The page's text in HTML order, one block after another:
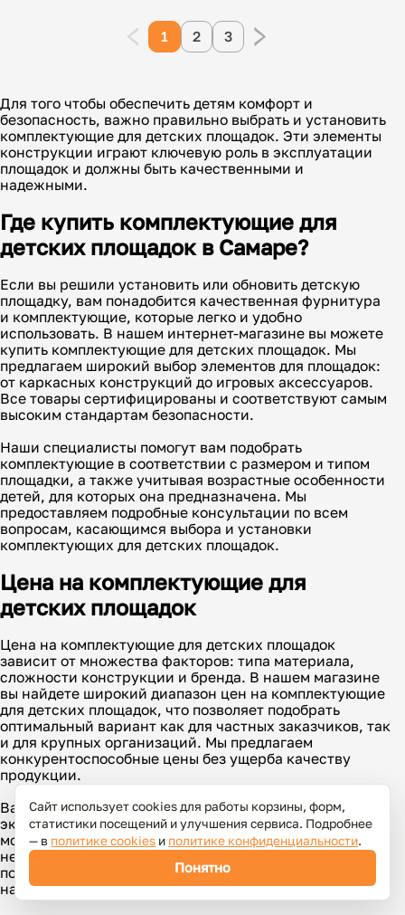
1 2 3
Для того чтобы обеспечить детям комфорт и
безопасность, важно правильно выбрать и установить
комплектующие для детских площадок. Эти элементы
конструкции играют ключевую роль в эксплуатации
площадок и должны быть качественными и
надежными.
Где купить комплектующие для
детских площадок в Самаре?
Если вы решили установить или обновить детскую
площадку, вам понадобится качественная фурнитура
и комплектующие, которые легко и удобно
использовать. В нашем интернет-магазине вы можете
купить комплектующие для детских площадок. Мы
предлагаем широкий выбор элементов для площадок:
от каркасных конструкций до игровых аксессуаров.
Все товары сертифицированы и соответствуют самым
высоким стандартам безопасности.
Наши специалисты помогут вам подобрать
комплектующие в соответствии с размером и типом
площадки, а также учитывая возрастные особенности
детей, для которых она предназначена. Мы
предоставляем подробные консультации по всем
вопросам, касающимся выбора и установки
комплектующих для детских площадок.
Цена на комплектующие для
детских площадок
Цена на комплектующие для детских площадок
зависит от множества факторов: типа материала,
сложности конструкции и бренда. В нашем магазине
вы найдете широкий диапазон цен на комплектующие
для детских площадок, что позволяет подобрать
оптимальный вариант как для частных заказчиков, так
и для крупных организаций. Мы предлагаем
конкурентоспособные цены без ущерба качеству
продукции.
Важно помнить, что дешевизна не всегда означает
экономию. Некоторые недорогие комплектующие
могут оказаться менее долговечными или
небезопасными. Мы же гарантируем высокое качество
по доступной цене, а также предоставляем гарантию
на все товары.
Сайт использует cookies для работы корзины, форм,
статистики посещений и улучшения сервиса. Подробнее
— в политике cookies и политике конфиденциальности.
Понятно